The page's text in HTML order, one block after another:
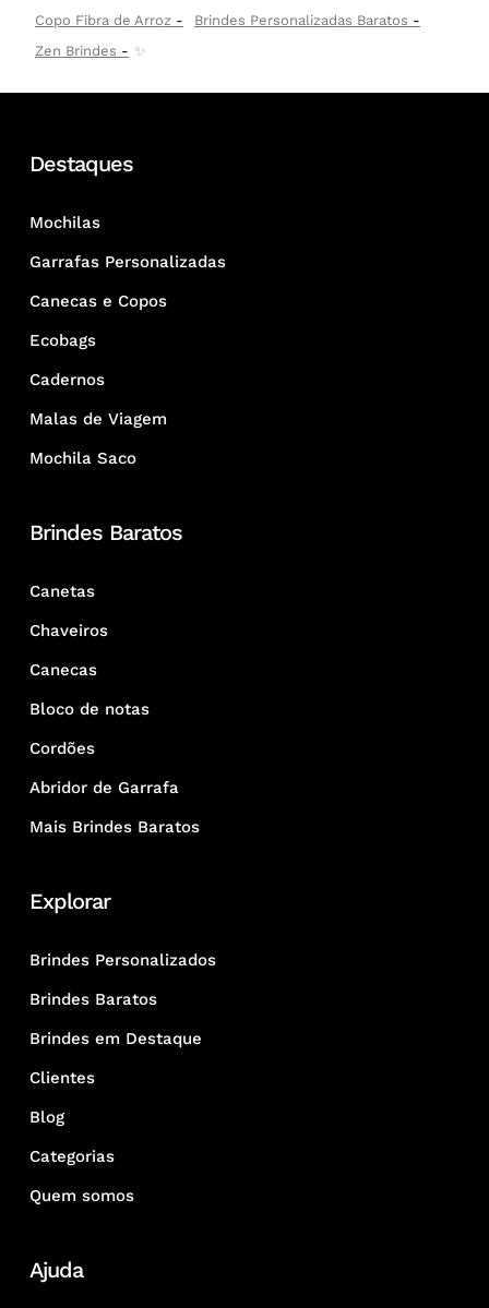
Copo Fibra de Arroz
Brindes Personalizadas Baratos
Zen Brindes
✨
Destaques
Mochilas
Garrafas Personalizadas
Canecas e Copos
Ecobags
Cadernos
Malas de Viagem
Mochila Saco
Brindes Baratos
Canetas
Chaveiros
Canecas
Bloco de notas
Cordões
Abridor de Garrafa
Mais Brindes Baratos
Explorar
Brindes Personalizados
Brindes Baratos
Brindes em Destaque
Clientes
Blog
Categorias
Quem somos
Ajuda